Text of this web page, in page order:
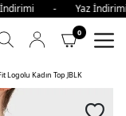
- Yaz
0
Logolu Kadın Top JBLK